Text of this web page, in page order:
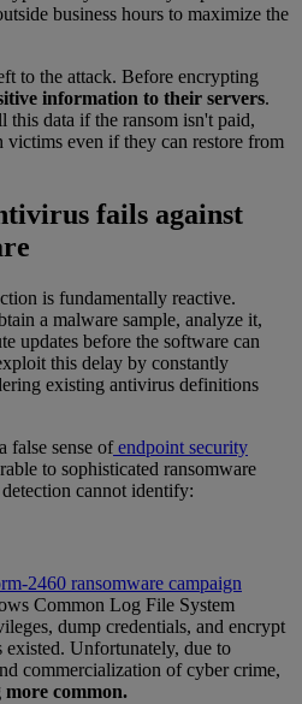
business hours to maximize the
to the attack. Before encrypting
information to their servers.
this data if the ransom isn't paid,
victims even if they can restore from
fails against
is fundamentally reactive.
a malware sample, analyze it,
updates before the software can
this delay by constantly
existing antivirus definitions
false sense ofendpoint security
to sophisticated ransomware
cannot identify:
2460 ransomware campaign
Common Log File System
dump credentials, and encrypt
Unfortunately, due to
commercialization of cyber crime,
more common.